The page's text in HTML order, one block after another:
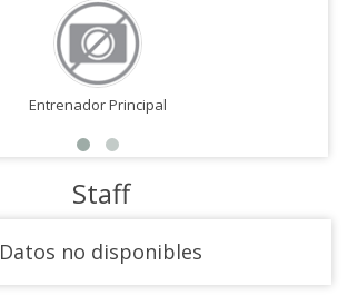
Entrenador Principal
Staff
Datos no disponibles